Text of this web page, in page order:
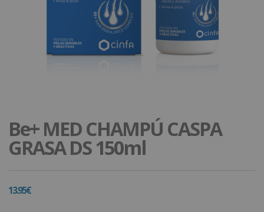
Be+ MED CHAMPÚ CASPA
GRASA DS 150ml
13.95€